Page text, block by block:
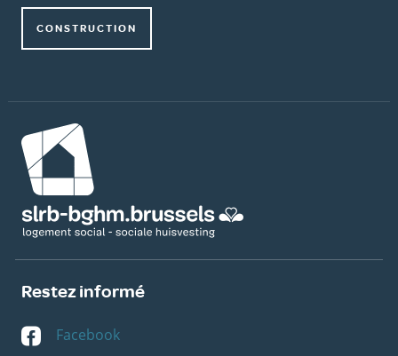
CONSTRUCTION
Image
Restez informé
Facebook